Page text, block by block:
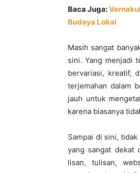
Baca Juga:
Budaya Lokal
Masih sangat
sini. Yang menjadi
bervariasi, kreatif,
terjemahan dalam
jauh untuk
karena biasanya
Sampai di sini,
yang sangat dekat
lisan, tulisan,